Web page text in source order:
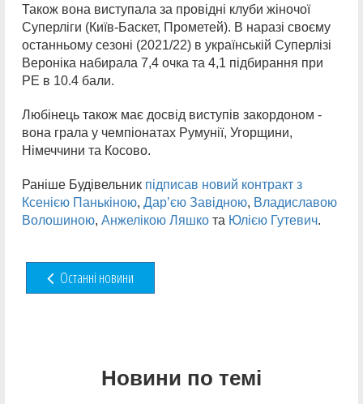
Також вона виступала за провідні клуби жіночої
Суперліги (Київ-Баскет, Прометей). В наразі своєму
останньому сезоні (2021/22) в українській Суперлізі
Вероніка набирала 7,4 очка та 4,1 підбирання при
РЕ в 10.4 бали.
Любінець також має досвід виступів закордоном -
вона грала у чемпіонатах Румунії, Угорщини,
Німеччини та Косово.
Раніше Будівельник підписав новий контракт з
Ксенією Панькіною, Дарʼєю Завідною, Владиславою
Волошиною, Анжелікою Ляшко та Юлією Гутевич.
Останні новини
Новини по темі